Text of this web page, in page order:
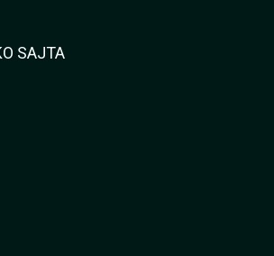
SAJTA